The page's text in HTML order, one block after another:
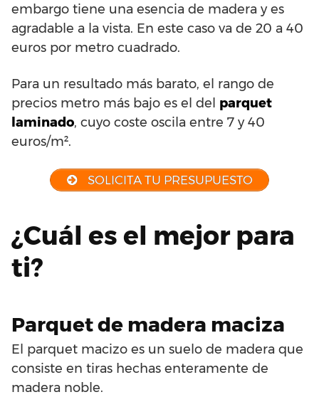
embargo tiene una esencia de madera y es
agradable a la vista. En este caso va de 20 a 40
euros por metro cuadrado.
Para un resultado más barato, el rango de
precios metro más bajo es el del parquet
laminado, cuyo coste oscila entre 7 y 40
euros/m².
SOLICITA TU PRESUPUESTO
¿Cuál es el mejor para
ti?
Parquet de madera maciza
El parquet macizo es un suelo de madera que
consiste en tiras hechas enteramente de
madera noble.